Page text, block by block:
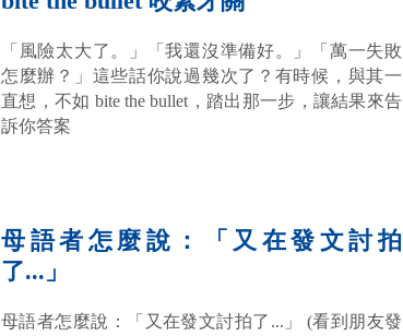
「風險太大了。」「我還沒準備好。」「萬一失敗
怎麼辦？」這些話你說過幾次了？有時候，與其一
直想，不如 bite the bullet，踏出那一步，讓結果來告
訴你答案
母語者怎麼說：「又在發文討拍
了...」
母語者怎麼說：「又在發文討拍了...」 (看到朋友發